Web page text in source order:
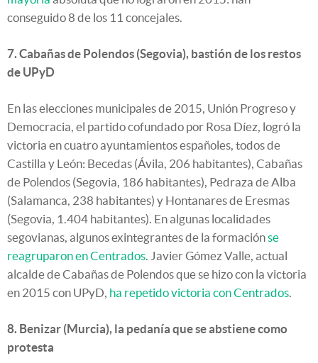
conseguido 8 de los 11 concejales.
7. Cabañas de Polendos (Segovia), bastión de los restos
de UPyD
En las elecciones municipales de 2015, Unión Progreso y
Democracia, el partido cofundado por Rosa Díez, logró la
victoria en cuatro ayuntamientos españoles, todos de
Castilla y León: Becedas (Ávila, 206 habitantes), Cabañas
de Polendos (Segovia, 186 habitantes), Pedraza de Alba
(Salamanca, 238 habitantes) y Hontanares de Eresmas
(Segovia, 1.404 habitantes). En algunas localidades
segovianas, algunos exintegrantes de la formaciónse
reagruparon en Centrados . Javier Gómez Valle, actual
alcalde de Cabañas de Polendos que se hizo con la victoria
en 2015 con UPyD, ha repetido victoria con Centrados
8. Benizar (Murcia), la pedanía que se abstiene como
protesta